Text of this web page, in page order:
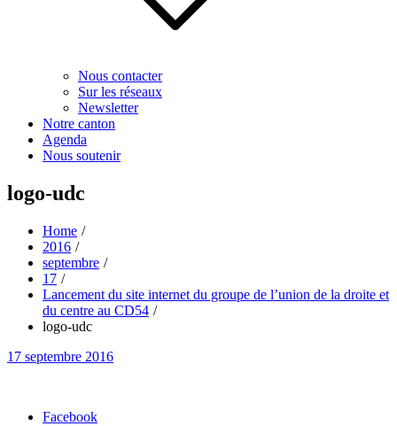
Nous contacter
Sur les réseaux
Newsletter
Notre canton
Agenda
Nous soutenir
logo-udc
Home
2016
septembre
17
Lancement du site internet du groupe de l’union de la droite et
du centre au CD54
logo-udc
Posted
17 septembre 2016
PartagerFacebook